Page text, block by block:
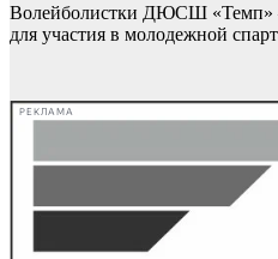
Волейболистки ДЮСШ «Темп»
для участия в молодежной
РЕКЛАМА